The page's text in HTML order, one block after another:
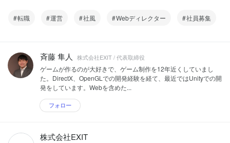
転職 運営 社風 Webディレクター 社員募集
斉藤 隼人 株式会社EXIT / 代表取締役
ゲームが作るのが大好きで、ゲーム制作を12年近くしていまし
た。DirectX、OpenGLでの開発経験を経て、最近ではUnityでの開
発をしています。Webを含めた...
フォロー
株式会社EXIT